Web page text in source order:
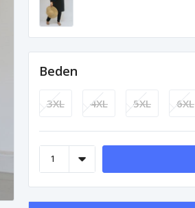
Beden
3XL 4XL 5XL 6XL